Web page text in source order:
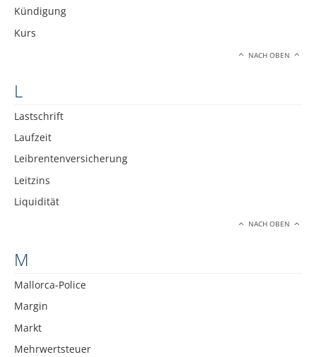
Kündigung
Kurs
NACH OBEN
L
Lastschrift
Laufzeit
Leibrentenversicherung
Leitzins
Liquidität
NACH OBEN
M
Mallorca-Police
Margin
Markt
Mehrwertsteuer